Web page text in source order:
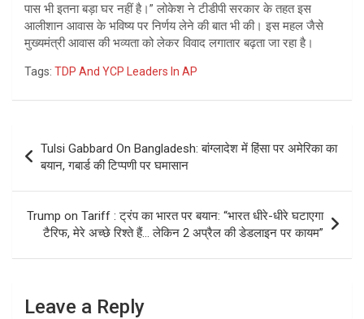
पास भी इतना बड़ा घर नहीं है।” लोकेश ने टीडीपी सरकार के तहत इस
आलीशान आवास के भविष्य पर निर्णय लेने की बात भी की। इस महल जैसे
मुख्यमंत्री आवास की भव्यता को लेकर विवाद लगातार बढ़ता जा रहा है।
Tags: TDP And YCP Leaders In AP
navigation
Tulsi Gabbard On Bangladesh: बांग्लादेश में हिंसा पर अमेरिका का
बयान, गबार्ड की टिप्‍पणी पर घमासान
Trump on Tariff : ट्रंप का भारत पर बयान: “भारत धीरे-धीरे घटाएगा
टैरिफ, मेरे अच्छे रिश्ते हैं… लेकिन 2 अप्रैल की डेडलाइन पर कायम”
Leave a Reply